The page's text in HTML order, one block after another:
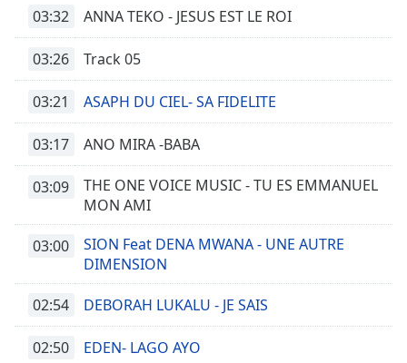
Remaining
Rate
Chapters
Chapters
descriptions
off,
selected
Subtitles
03:32 ANNA TEKO - JESUS EST LE ROI
03:26 Track 05
03:21 ASAPH DU CIEL- SA FIDELITE
03:17 ANO MIRA -BABA
03:09
THE ONE VOICE MUSIC - TU ES EMMANUEL
MON AMI
03:00
SION Feat DENA MWANA - UNE AUTRE
DIMENSION
02:54 DEBORAH LUKALU - JE SAIS
02:50 EDEN- LAGO AYO